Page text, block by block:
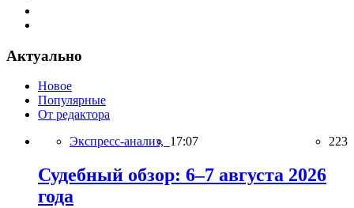
Актуально
Новое
Популярные
От редактора
Экспресс-анализ, 17:07 223
Судебный обзор: 6–7 августа 2026
года